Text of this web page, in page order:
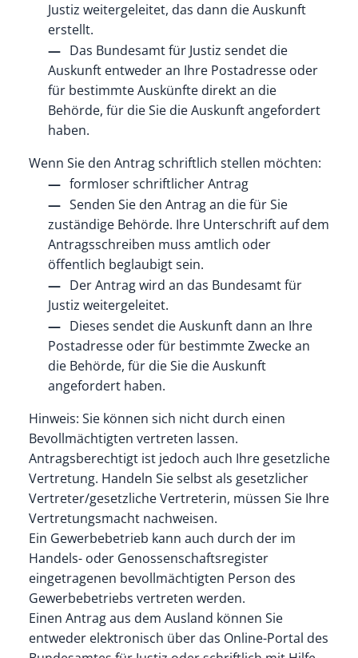
Justiz weitergeleitet, das dann die Auskunft
erstellt.
Das Bundesamt für Justiz sendet die
Auskunft entweder an Ihre Postadresse oder
für bestimmte Auskünfte direkt an die
Behörde, für die Sie die Auskunft angefordert
haben.
Wenn Sie den Antrag schriftlich stellen möchten:
formloser schriftlicher Antrag
Senden Sie den Antrag an die für Sie
zuständige Behörde. Ihre Unterschrift auf dem
Antragsschreiben muss amtlich oder
öffentlich beglaubigt sein.
Der Antrag wird an das Bundesamt für
Justiz weitergeleitet.
Dieses sendet die Auskunft dann an Ihre
Postadresse oder für bestimmte Zwecke an
die Behörde, für die Sie die Auskunft
angefordert haben.
Hinweis: Sie können sich nicht durch einen
Bevollmächtigten vertreten lassen.
Antragsberechtigt ist jedoch auch Ihre gesetzliche
Vertretung. Handeln Sie selbst als gesetzlicher
Vertreter/gesetzliche Vertreterin, müssen Sie Ihre
Vertretungsmacht nachweisen.
Ein Gewerbebetrieb kann auch durch der im
Handels- oder Genossenschaftsregister
eingetragenen bevollmächtigten Person des
Gewerbebetriebs vertreten werden.
Einen Antrag aus dem Ausland können Sie
entweder elektronisch über das Online-Portal des